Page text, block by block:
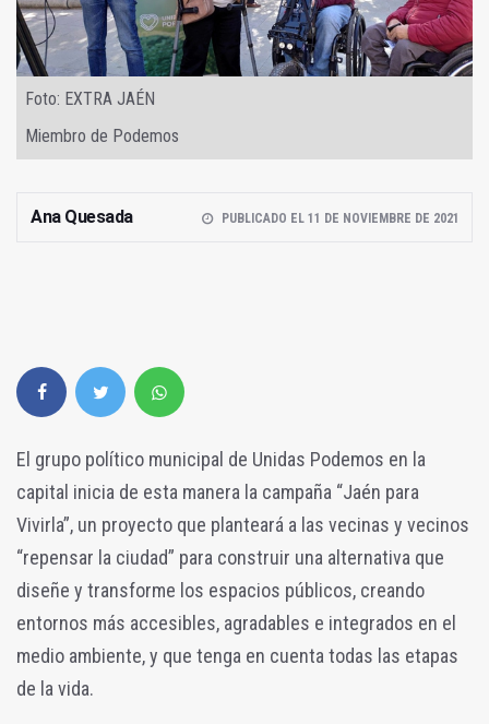
Foto: EXTRA JAÉN
Miembro de Podemos
Ana Quesada PUBLICADO EL 11 DE NOVIEMBRE DE 2021
El grupo político municipal de Unidas Podemos en la
capital inicia de esta manera la campaña “Jaén para
Vivirla”, un proyecto que planteará a las vecinas y vecinos
“repensar la ciudad” para construir una alternativa que
diseñe y transforme los espacios públicos, creando
entornos más accesibles, agradables e integrados en el
medio ambiente, y que tenga en cuenta todas las etapas
de la vida.